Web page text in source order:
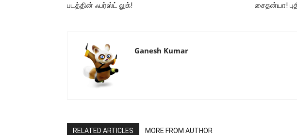
படத்தின் ஃபர்ஸ்ட் லுக்!
சைதன்யா!
Ganesh Kumar
RELATED ARTICLES MORE FROM AUTHOR